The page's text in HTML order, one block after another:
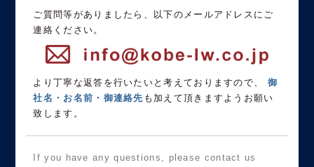
ご質問等がありましたら、以下のメールアドレスにご
連絡ください。
より丁寧な返答を行いたいと考えておりますので、
御
社名・お名前・御連絡先 も加えて頂きますようお願い
致します。
If you have any questions, please contact us